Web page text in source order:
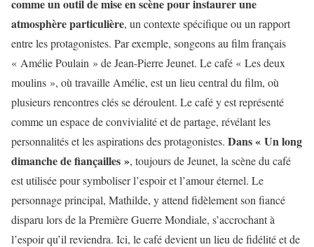
comme un outil de mise en scène pour instaurer une
atmosphère particulière, un contexte spécifique ou un rapport
entre les protagonistes. Par exemple, songeons au film français
« Amélie Poulain » de Jean-Pierre Jeunet. Le café « Les deux
moulins », où travaille Amélie, est un lieu central du film, où
plusieurs rencontres clés se déroulent. Le café y est représenté
comme un espace de convivialité et de partage, révélant les
personnalités et les aspirations des protagonistes. Dans « Un long
dimanche de fiançailles », toujours de Jeunet, la scène du café
est utilisée pour symboliser l’espoir et l’amour éternel. Le
personnage principal, Mathilde, y attend fidèlement son fiancé
disparu lors de la Première Guerre Mondiale, s’accrochant à
l’espoir qu’il reviendra. Ici, le café devient un lieu de fidélité et de